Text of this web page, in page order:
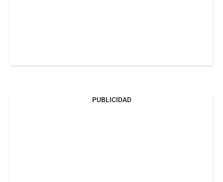
PUBLICIDAD